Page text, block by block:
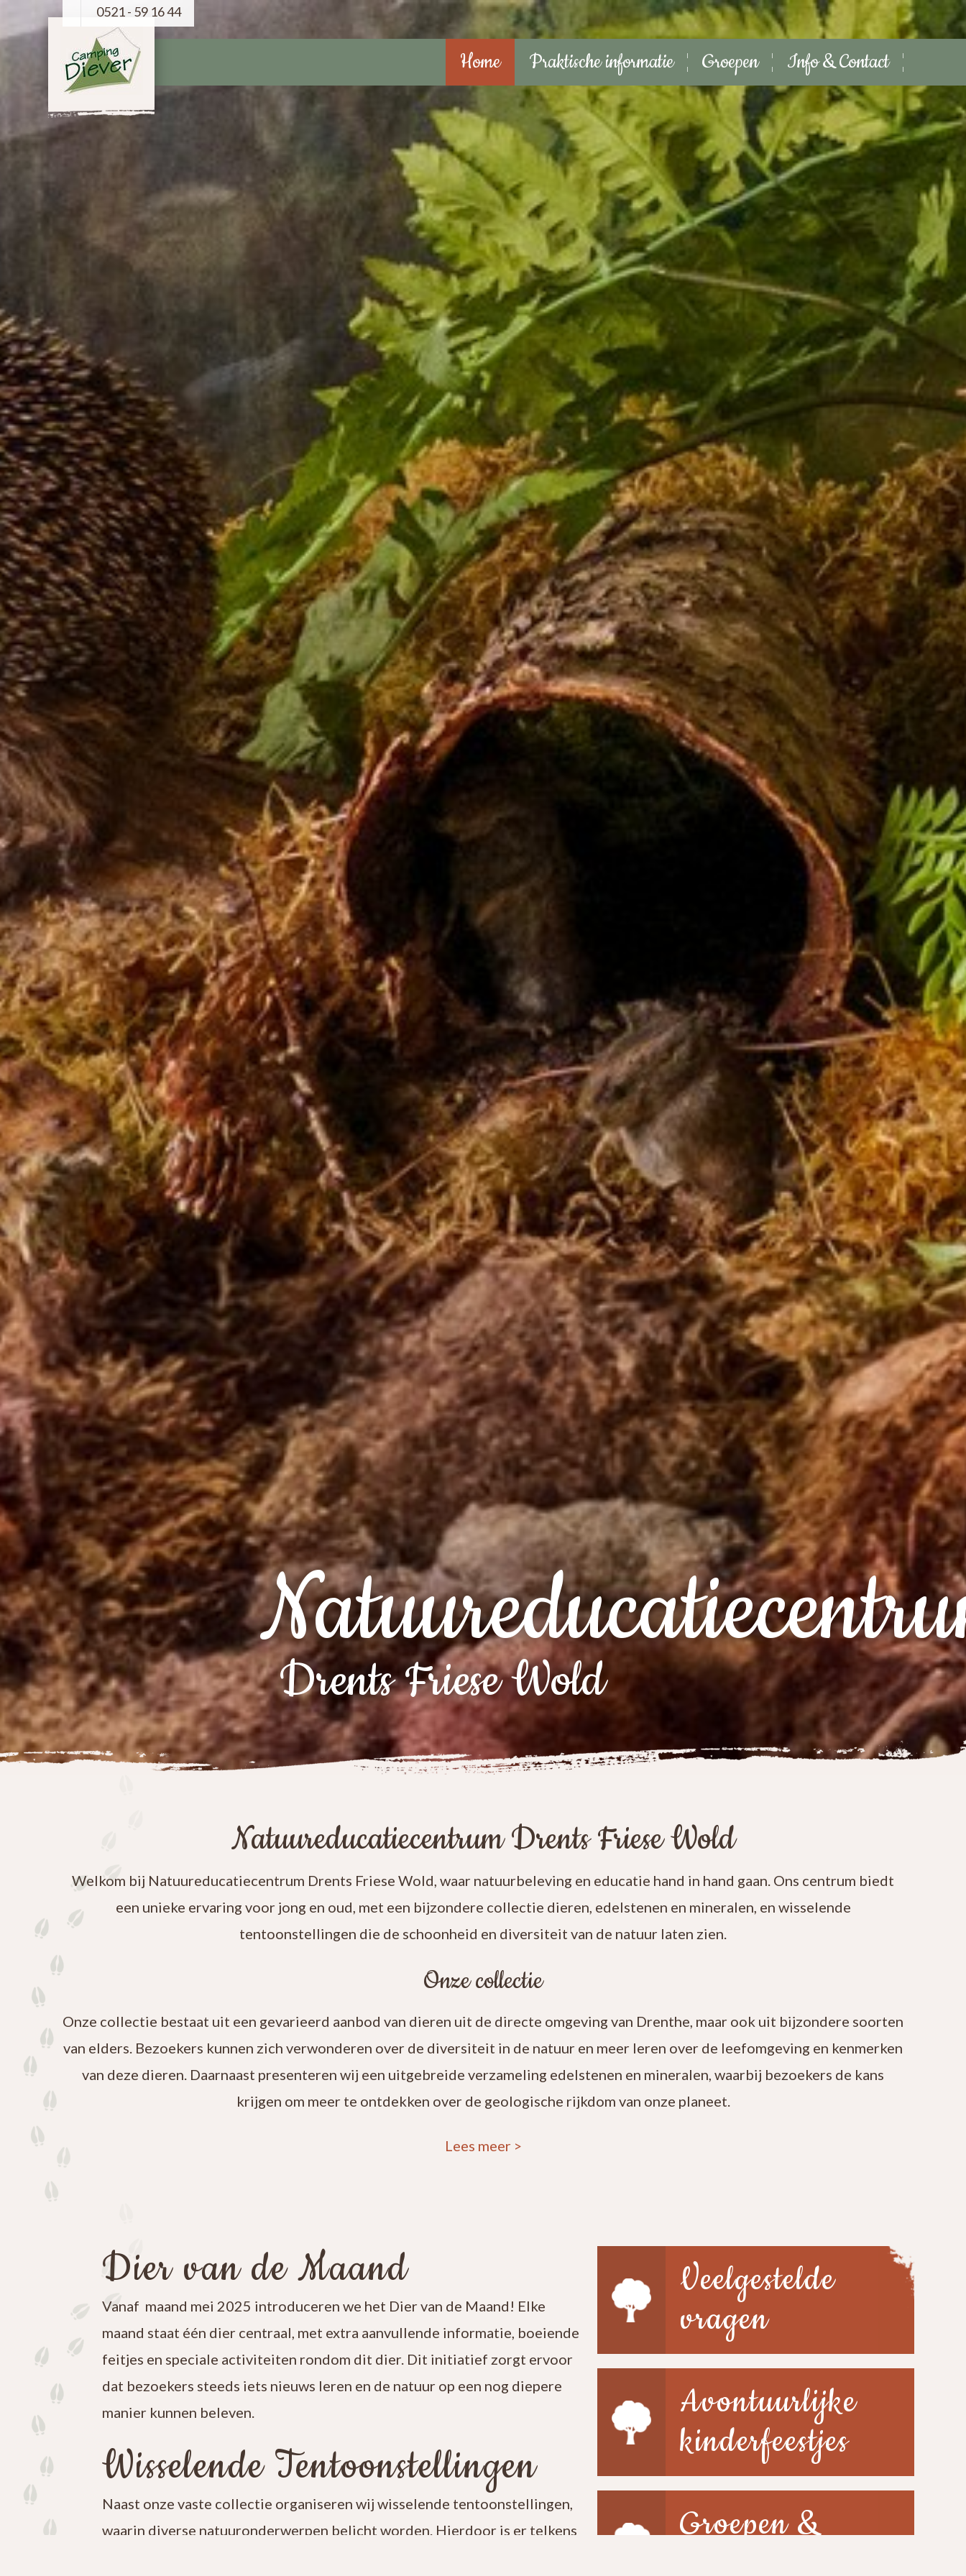
0521 - 59 16 44
Home Praktische informatie Groepen Info & Contact
Drents Friese Wold
Natuureducatiecentrum Drents Friese Wold
Welkom bij Natuureducatiecentrum Drents Friese Wold, waar natuurbeleving en educatie hand in hand gaan. Ons centrum biedt
een unieke ervaring voor jong en oud, met een bijzondere collectie dieren, edelstenen en mineralen, en wisselende
tentoonstellingen die de schoonheid en diversiteit van de natuur laten zien.
Onze collectie
Onze collectie bestaat uit een gevarieerd aanbod van dieren uit de directe omgeving van Drenthe, maar ook uit bijzondere soorten
van elders. Bezoekers kunnen zich verwonderen over de diversiteit in de natuur en meer leren over de leefomgeving en kenmerken
van deze dieren. Daarnaast presenteren wij een uitgebreide verzameling edelstenen en mineralen, waarbij bezoekers de kans
krijgen om meer te ontdekken over de geologische rijkdom van onze planeet.
Lees meer >
Dier van de Maand
Vanaf maand mei 2025 introduceren we het Dier van de Maand! Elke
maand staat één dier centraal, met extra aanvullende informatie, boeiende
feitjes en speciale activiteiten rondom dit dier. Dit initiatief zorgt ervoor
dat bezoekers steeds iets nieuws leren en de natuur op een nog diepere
manier kunnen beleven.
Wisselende Tentoonstellingen
Naast onze vaste collectie organiseren wij wisselende tentoonstellingen,
waarin diverse natuuronderwerpen belicht worden. Hierdoor is er telkens
Veelgestelde
vragen
Avontuurlijke
kinderfeestjes
Groepen &